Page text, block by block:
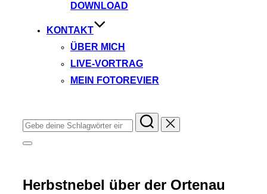
DOWNLOAD
KONTAKT
ÜBER MICH
LIVE-VORTRAG
MEIN FOTOREVIER
Suchen
nach:
Seitenleiste
Herbstnebel über der Ortenau